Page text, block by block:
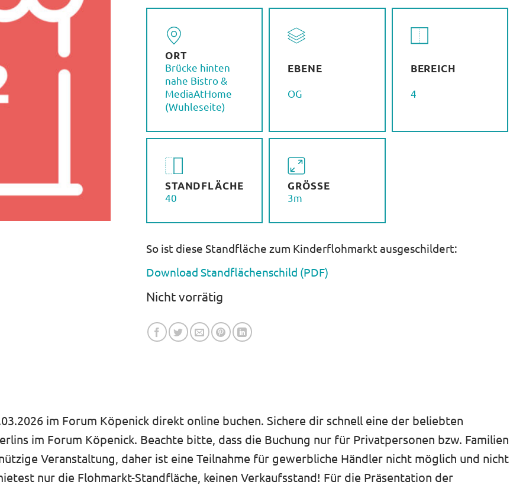
ORT
Brücke hinten
nahe Bistro &
MediaAtHome
(Wuhleseite)
EBENE
OG
BEREICH
4
STANDFLÄCHE
40
GRÖSSE
3m
So ist diese Standfläche zum Kinderflohmarkt ausgeschildert:
Download Standflächenschild (PDF)
Nicht vorrätig
im Forum Köpenick direkt online buchen. Sichere dir schnell eine der beliebten
im Forum Köpenick. Beachte bitte, dass die Buchung nur für Privatpersonen bzw. Familien
Veranstaltung, daher ist eine Teilnahme für gewerbliche Händler nicht möglich und nicht
nur die Flohmarkt-Standfläche, keinen Verkaufsstand! Für die Präsentation der